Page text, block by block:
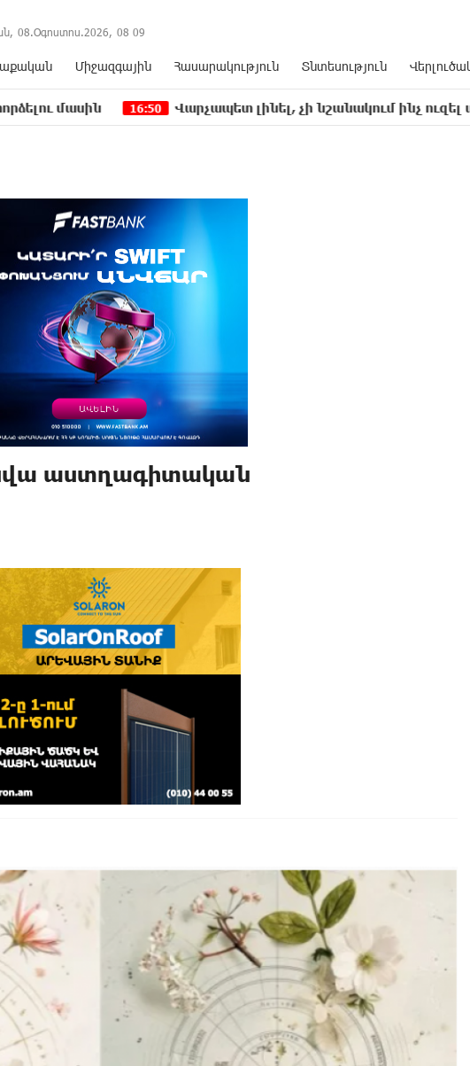
08.Օգոստոս.2026, 08 09
Միջազգային Հասարակություն Տնտեսություն
16:50 Վարչապետ լինել, չի նշանակում ինչ ուզել անել
աստղագիտական